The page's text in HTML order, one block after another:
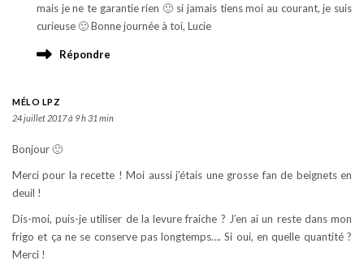
mais je ne te garantie rien 🙂 si jamais tiens moi au courant, je suis
curieuse 🙂 Bonne journée à toi, Lucie
Répondre
MÉLO LPZ
24 juillet 2017 à 9 h 31 min
Bonjour 🙂
Merci pour la recette ! Moi aussi j’étais une grosse fan de beignets en
deuil !
Dis-moi, puis-je utiliser de la levure fraiche ? J’en ai un reste dans mon
frigo et ça ne se conserve pas longtemps…. Si oui, en quelle quantité ?
Merci !